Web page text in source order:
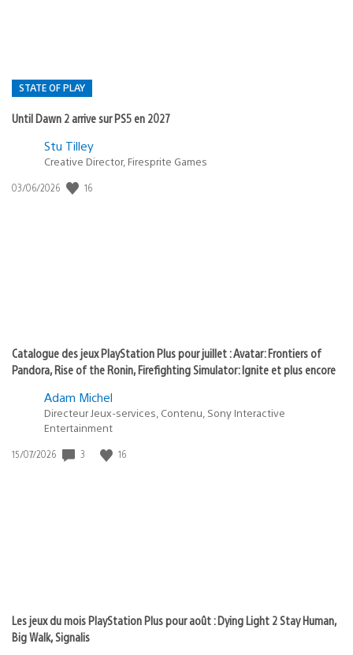
STATE OF PLAY
Until Dawn 2 arrive sur PS5 en 2027
Postée
:
state
Stu Tilley
Creative Director, Firesprite Games
Date
03/06/2026 16
Catalogue des jeux PlayStation Plus pour juillet : Avatar: Frontiers of
Pandora, Rise of the Ronin, Firefighting Simulator: Ignite et plus encore
Adam Michel
Directeur Jeux-services, Contenu, Sony Interactive
Entertainment
Date
15/07/2026 3 16
Les jeux du mois PlayStation Plus pour août : Dying Light 2 Stay Human,
Big Walk, Signalis